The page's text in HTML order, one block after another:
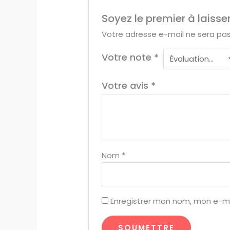
Soyez le premier à laisser
Votre adresse e-mail ne sera
Votre note *
Votre avis *
Nom *
Enregistrer mon nom, mon e-